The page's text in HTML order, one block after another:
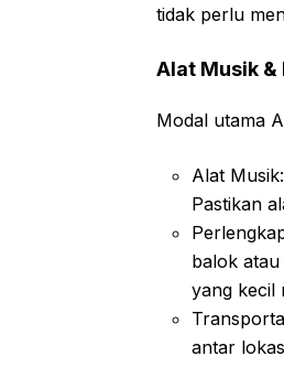
tidak perlu
Alat Musik &
Modal utama
Alat
Pastikan
balok
yang kecil
antar